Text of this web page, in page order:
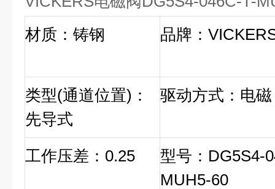
材质：铸钢
品牌：
类型(通道位置)：
先导式
驱动方式：电磁
工作压差：0.25
型号：DG5S4-
MUH5-60